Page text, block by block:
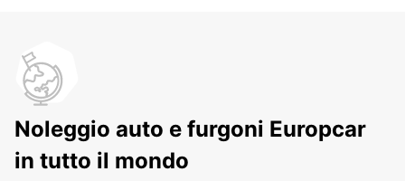
Noleggio auto e furgoni Europcar
in tutto il mondo